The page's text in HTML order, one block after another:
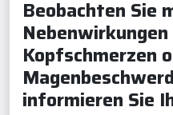
Beobachten Sie
Kopfschmerzen
informieren Sie